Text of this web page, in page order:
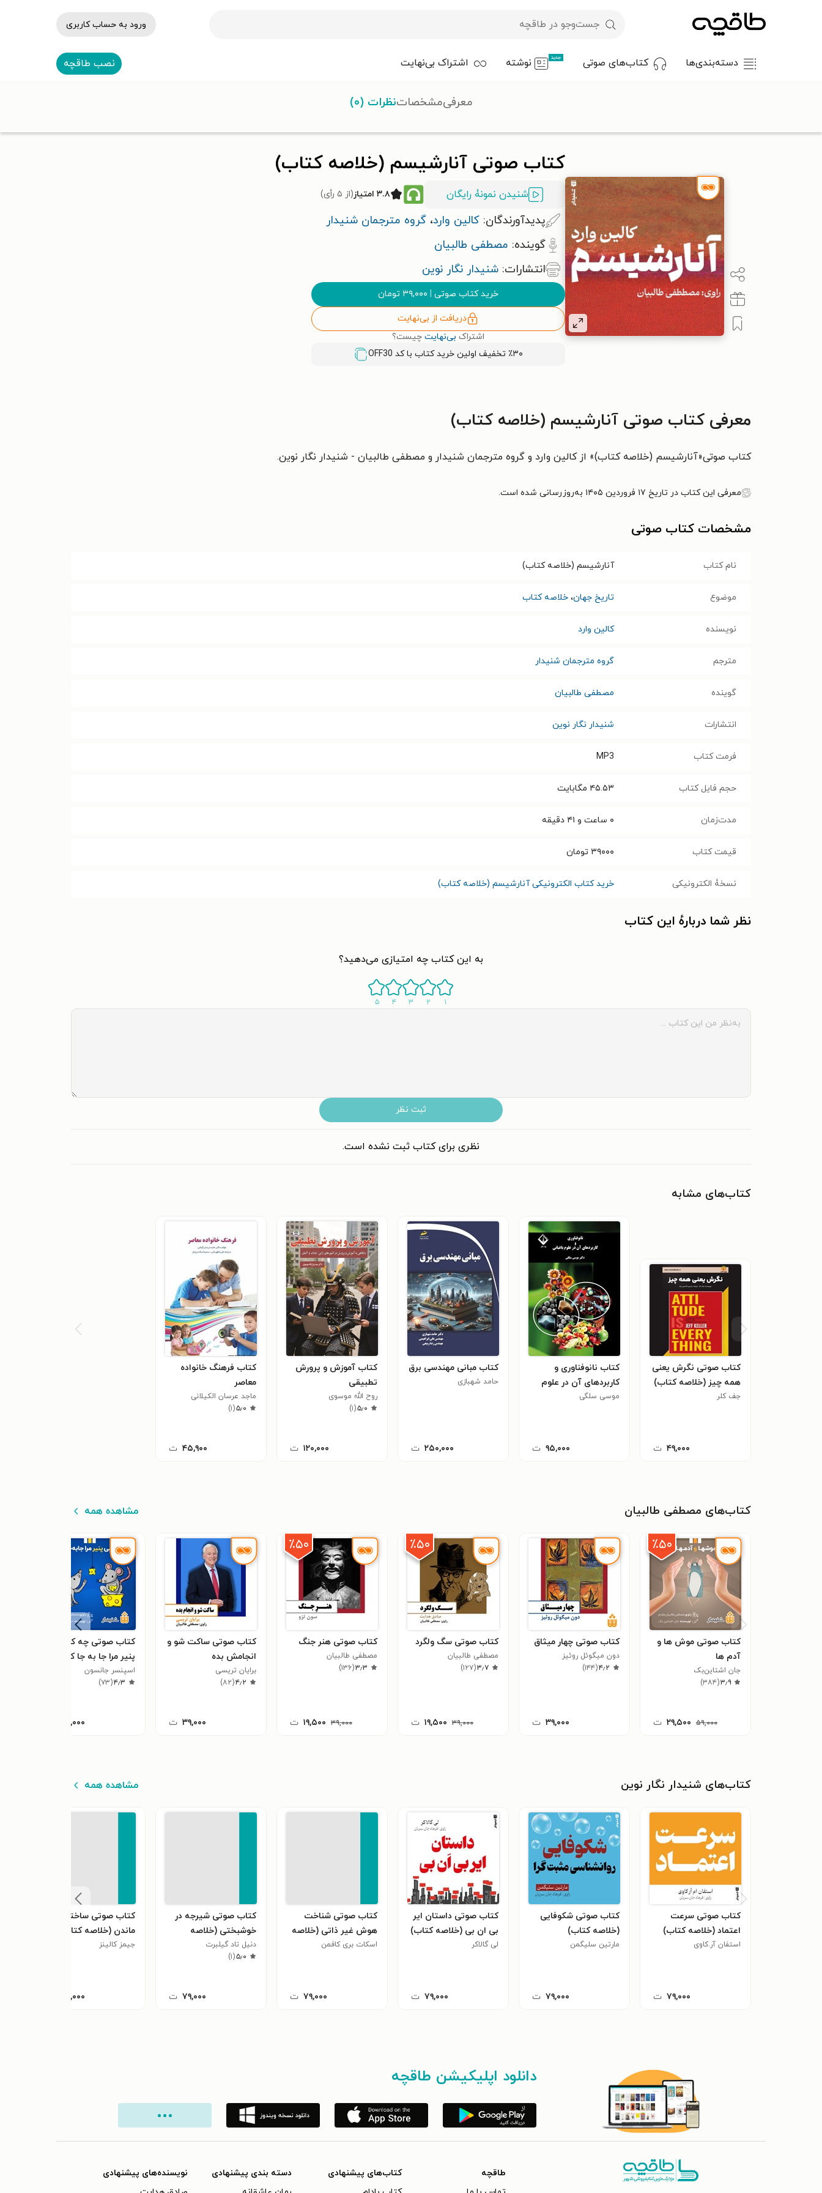
ورود به حساب کاربری
دسته‌بندی‌ها کتاب‌های صوتی جدید نوشته اشتراک بی‌نهایت نصب طاقچه
کتاب صوتی آنارشیسم (خلاصه کتاب)
شنیدن نمونۀ رایگان ۳.۸ امتیاز (از ۵ رأی)
پدیدآورندگان: کالین وارد، گروه مترجمان شنیدار
گوینده: مصطفی طالبیان
انتشارات: شنیدار نگار نوین
خرید کتاب صوتی | ۳۹,۰۰۰ تومان
دریافت از بی‌نهایت
اشتراک بی‌نهایت چیست؟
٪۳۰ تخفیف اولین خرید کتاب با کد
OFF30
معرفیمشخصاتنظرات (۰)
معرفی کتاب صوتی آنارشیسم (خلاصه کتاب)
کتاب صوتی«آنارشیسم (خلاصه کتاب)» از کالین وارد و گروه مترجمان شنیدار و مصطفی طالبیان - شنیدار نگار نوین.
معرفی این کتاب در تاریخ ۱۷ فروردین ۱۴۰۵ به‌روزرسانی شده است.
مشخصات کتاب صوتی
نام کتاب آنارشیسم (خلاصه کتاب)
موضوع تاریخ جهان، خلاصه کتاب
نویسنده کالین وارد
مترجم گروه مترجمان شنیدار
گوینده مصطفی طالبیان
انتشارات شنیدار نگار نوین
فرمت کتاب MP3
حجم فایل کتاب ۴۵.۵۳ مگابایت
مدت‌زمان ۰ ساعت و ۴۱ دقیقه
قیمت کتاب ۳۹۰۰۰ تومان
نسخۀ الکترونیکی خرید کتاب الکترونیکی آنارشیسم (خلاصه کتاب)
نظر شما دربارهٔ این کتاب
به این کتاب چه امتیازی می‌دهید؟
۱ ۲ ۳ ۴ ۵
ثبت نظر
نظری برای کتاب ثبت نشده است.
کتاب‌های مشابه
کتاب صوتی نگرش یعنی
همه چیز (خلاصه کتاب)
جف کلر
۴۹,۰۰۰ ت
کتاب نانوفناوری و
کاربردهای آن در علوم
باغبانی
موسی سلگی
۹۵,۰۰۰ ت
کتاب مبانی مهندسی برق
حامد شهبازی
۲۵۰,۰۰۰ ت
کتاب آموزش و پرورش
تطبیقی
روح الله موسوی
۵٫۰(۱)
۱۲۰,۰۰۰ ت
کتاب فرهنگ خانواده
معاصر
ماجد عرسان الکیلانی
۵٫۰(۱)
۴۵,۹۰۰ ت
کتاب‌های مصطفی طالبیان مشاهده همه
٪۵۰
کتاب صوتی موش ها و
آدم ها
جان اشتاین‌بک
۳٫۹(۳۸۴)
۵۹,۰۰۰ ۲۹,۵۰۰ ت
کتاب صوتی چهار میثاق
دون میگوئل روئیز
۴٫۲(۱۴۴)
۳۹,۰۰۰ ت
٪۵۰
کتاب صوتی سگ ولگرد
مصطفی طالبیان
۳٫۷(۱۲۷)
۳۹,۰۰۰ ۱۹,۵۰۰ ت
٪۵۰
کتاب صوتی هنر جنگ
مصطفی طالبیان
۳٫۳(۱۳۶)
۳۹,۰۰۰ ۱۹,۵۰۰ ت
کتاب صوتی ساکت شو و
انجامش بده
برایان تریسی
۴٫۲(۸۲)
۳۹,۰۰۰ ت
کتاب صوتی چه کسی
پنیر مرا جا به جا کرد؟
اسپنسر جانسون
۴٫۳(۷۳)
۳۹,۰۰۰
کتاب‌های شنیدار نگار نوین مشاهده همه
کتاب صوتی سرعت
اعتماد (خلاصه کتاب)
استفان آر.کاوی
۷۹,۰۰۰ ت
کتاب صوتی شکوفایی
(خلاصه کتاب)
مارتین سلیگمن
۷۹,۰۰۰ ت
کتاب صوتی داستان ایر
بی ان بی (خلاصه کتاب)
لی گالاکر
۷۹,۰۰۰ ت
کتاب صوتی شناخت
هوش غیر ذاتی (خلاصه
کتاب)
اسکات بری کافمن
۷۹,۰۰۰ ت
کتاب صوتی شیرجه در
خوشبختی (خلاصه
کتاب)
دنیل تاد گیلبرت
۵٫۰(۱)
۷۹,۰۰۰ ت
کتاب صوتی ساختن برای
ماندن (خلاصه کتاب)
جیمز کالینز
۳۹,۰۰۰
دانلود اپلیکیشن طاقچه
طاقچه
کتاب‌های پیشنهادی
دسته بندی پیشنهادی
نویسنده‌های پیشنهادی